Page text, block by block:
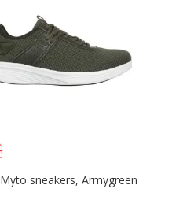
sneakers, Armygreen